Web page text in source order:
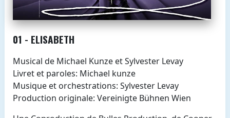
01 - ELISABETH
Musical de Michael Kunze et Sylvester Levay
Livret et paroles: Michael kunze
Musique et orchestrations: Sylvester Levay
Production originale: Vereinigte Bühnen Wien